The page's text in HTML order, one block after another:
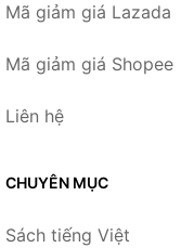
Mã giảm giá Lazada
Mã giảm giá Shopee
Liên hệ
CHUYÊN MỤC
Sách tiếng Việt